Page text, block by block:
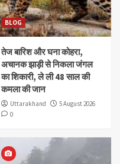
BLOG
तेज बारिश और घना कोहरा,
अचानक झाड़ी से निकला जंगल
का शिकारी, ले ली 48 साल की
कमला की जान
Uttarakhand
5 August 2026
0